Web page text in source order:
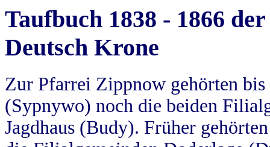
Taufbuch 1838 - 1866
Deutsch Krone
Zur Pfarrei Zippnow gehörten
(Sypnywo) noch die beiden
Jagdhaus (Budy). Früher